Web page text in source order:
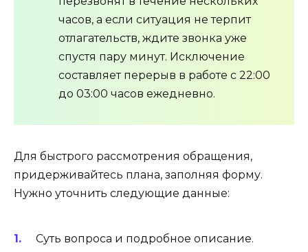
часов, а если ситуация не терпит
отлагательств, ждите звонка уже
спустя пару минут. Исключение
составляет перерыв в работе с 22:00
до 03:00 часов ежедневно.
Для быстрого рассмотрения обращения,
придерживайтесь плана, заполняя форму.
Нужно уточнить следующие данные:
Суть вопроса и подробное описание.